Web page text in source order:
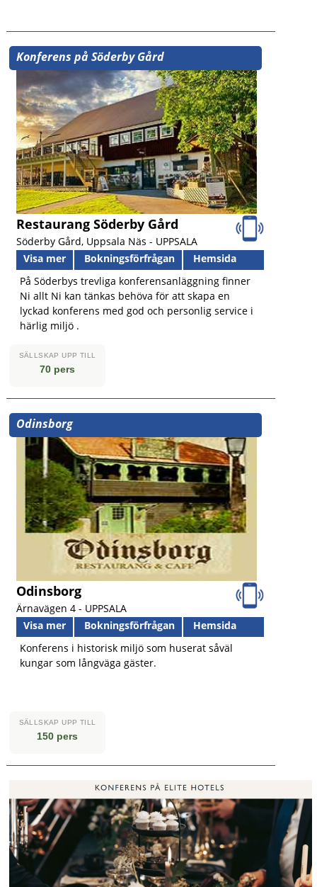
Konferens på Söderby Gård
Restaurang Söderby Gård
Söderby Gård, Uppsala Näs - UPPSALA
Visa mer
Bokningsförfrågan
Hemsida
På Söderbys trevliga konferensanläggning finner
Ni allt Ni kan tänkas behöva för att skapa en
lyckad konferens med god och personlig service i
härlig miljö .
SÄLLSKAP UPP TILL
70 pers
Odinsborg
Odinsborg
Ärnavägen 4 - UPPSALA
Visa mer
Bokningsförfrågan
Hemsida
Konferens i historisk miljö som huserat såväl
kungar som långväga gäster.
SÄLLSKAP UPP TILL
150 pers